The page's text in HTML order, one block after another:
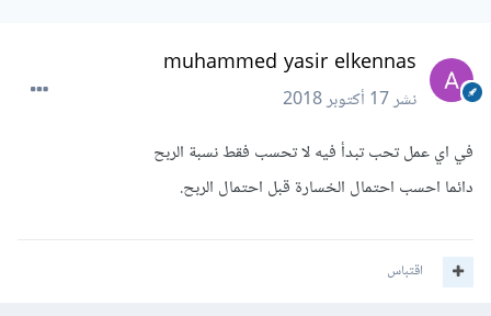
muhammed yasir elkennas
نشر17 أكتوبر 2018
في اي عمل تحب تبدأ فيه لا تحسب فقط نسبة الربح
دائما احسب احتمال الخسارة قبل احتمال الربح.
اقتباس